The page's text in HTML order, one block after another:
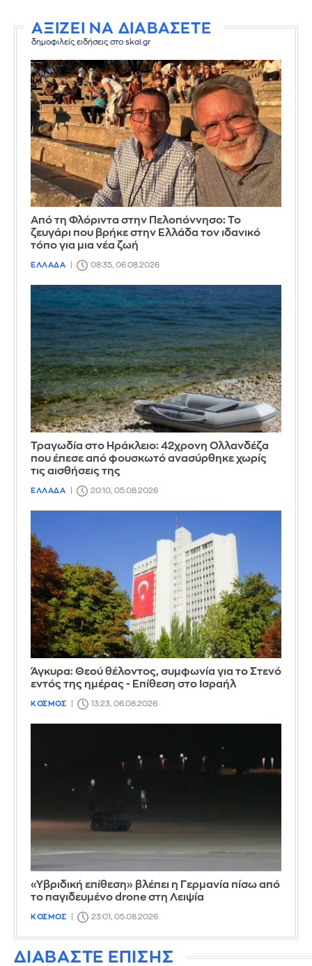
ΑΞΙΖΕΙ ΝΑ ΔΙΑΒΑΣΕΤΕ
δημοφιλείς ειδήσεις στο skai.gr
Από τη Φλόριντα στην Πελοπόννησο: Το
ζευγάρι που βρήκε στην Ελλάδα τον ιδανικό
τόπο για μια νέα ζωή
ΕΛΛΑΔΑ 08:35, 06.08.2026
Τραγωδία στο Ηράκλειο: 42χρονη Ολλανδέζα
που έπεσε από φουσκωτό ανασύρθηκε χωρίς
τις αισθήσεις της
ΕΛΛΑΔΑ 20:10, 05.08.2026
Άγκυρα: Θεού θέλοντος, συμφωνία για το Στενό
εντός της ημέρας - Επίθεση στο Ισραήλ
ΚΟΣΜΟΣ 13:23, 06.08.2026
«Υβριδική επίθεση» βλέπει η Γερμανία πίσω από
το παγιδευμένο drone στη Λειψία
ΚΟΣΜΟΣ 23:01, 05.08.2026
ΔΙΑΒΑΣΤΕ ΕΠΙΣΗΣ